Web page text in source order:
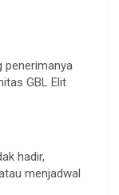
penerimanya
GBL Elit
hadir,
menjadwal